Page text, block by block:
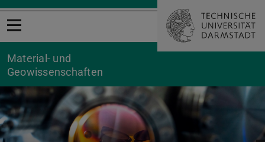
Menü öffnen
Material- und
Geowissenschaften